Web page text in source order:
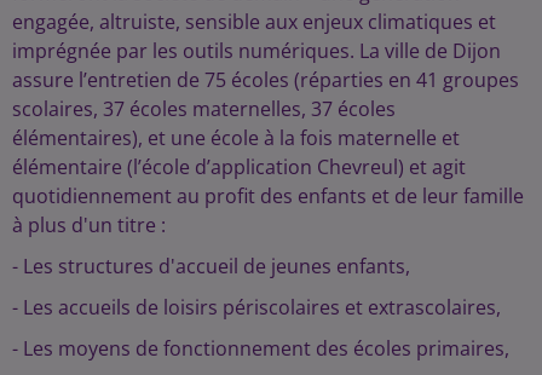
engagée, altruiste, sensible aux enjeux climatiques et
imprégnée par les outils numériques. La ville de Dijon
assure l’entretien de 75 écoles (réparties en 41 groupes
scolaires, 37 écoles maternelles, 37 écoles
élémentaires), et une école à la fois maternelle et
élémentaire (l’école d’application Chevreul) et agit
quotidiennement au profit des enfants et de leur famille
à plus d'un titre :
- Les structures d'accueil de jeunes enfants,
- Les accueils de loisirs périscolaires et extrascolaires,
- Les moyens de fonctionnement des écoles primaires,